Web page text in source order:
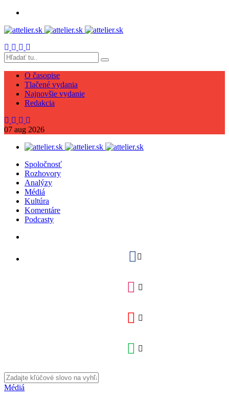
O časopise
Tlačené vydania
Najnovšie vydanie
Redakcia
07 aug 2026
Spoločnosť
Rozhovory
Analýzy
Médiá
Kultúra
Komentáre
Podcasty
Médiá